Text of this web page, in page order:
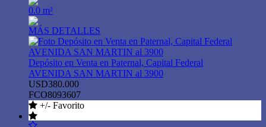
0.0 m²
MÁS DETALLES
Depósito en Venta en Paternal, Capital Federal
AVENIDA SAN MARTIN al 3900
USD380.000
FCO8093607
+/- Favorito